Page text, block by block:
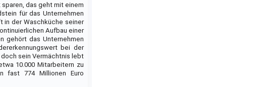
das geht mit einem
für das Unternehmen
in der Waschküche seiner
Aufbau einer
gehört das Unternehmen
bei der
doch sein Vermächtnis lebt
10.000 Mitarbeitern zu
fast 774 Millionen Euro